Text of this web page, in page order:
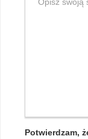
Potwierdzam,